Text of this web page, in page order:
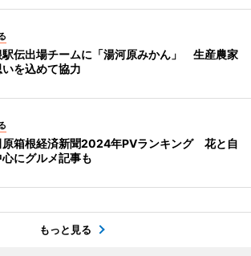
駅伝出場チームに「湯河原みかん」 生産農家
を込めて協力
原箱根経済新聞2024年PVランキング 花と自
にグルメ記事も
もっと見る